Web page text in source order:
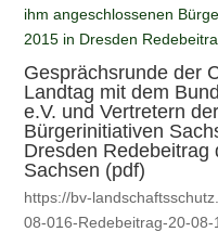
Gesprächsrunde der
Landtag mit dem
e.V. und Vertretern
Bürgerinitiativen
Dresden Redebeitrag
Sachsen (pdf)
https://bv-
08-016-Redebeitrag-20-08-